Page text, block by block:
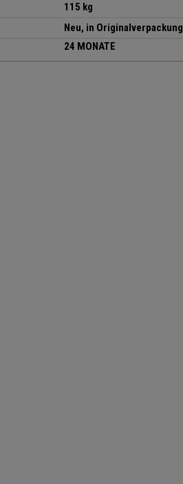
115 kg
Neu, in Originalverpackung
24 MONATE